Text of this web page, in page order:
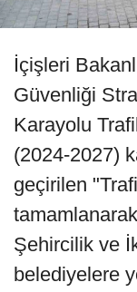
İçişleri
Güvenliği
Karayolu
(2024-2027)
geçirilen
Şehircilik ve
belediyelere